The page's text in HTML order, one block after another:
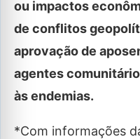
ou impactos
de conflitos
aprovação de
agentes
às endemias.
*Com informações